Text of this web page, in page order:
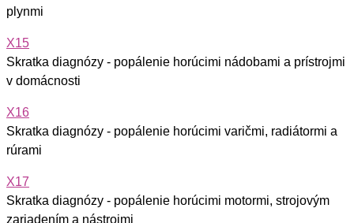
plynmi
X15
Skratka diagnózy - popálenie horúcimi nádobami a prístrojmi
v domácnosti
X16
Skratka diagnózy - popálenie horúcimi varičmi, radiátormi a
rúrami
X17
Skratka diagnózy - popálenie horúcimi motormi, strojovým
zariadením a nástrojmi